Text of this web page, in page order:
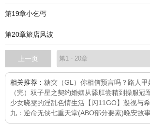
第19章小乞丐
第20章旅店风波
上一页
相关推荐： 糖突（GL） 你相信预言吗？ 路人甲
（完） 双子星之契约婚姻从舔肛尝精到操服冠
少女晓雯的淫乱色情生活 【闪11GO】凝视与
九：逆命无侠七重天堂(ABO部分要素)晚安故